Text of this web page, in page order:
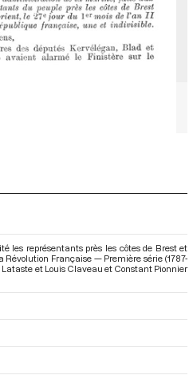
les représentants près les côtes de Brest et
Révolution Française — Première série (1787-
Lataste et Louis Claveau et Constant Pionnier